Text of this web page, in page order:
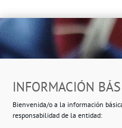
INFORMACIÓN
Bienvenida/o a la información
responsabilidad de la entidad:
Ropero Solidario de
Beasáin 25-33